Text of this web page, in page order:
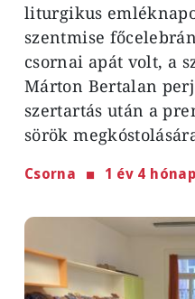
liturgikus
szentmise
csornai apát volt, a
Márton Bertalan
szertartás után a
sörök
Csorna 1 év 4 hónap
Image